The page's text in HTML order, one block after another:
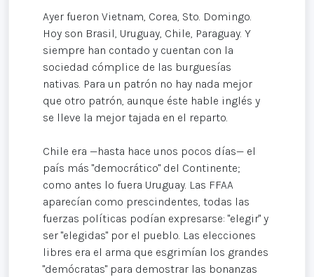
Ayer fueron Vietnam, Corea, Sto. Domingo.
Hoy son Brasil, Uruguay, Chile, Paraguay. Y
siempre han contado y cuentan con la
sociedad cómplice de las burguesías
nativas. Para un patrón no hay nada mejor
que otro patrón, aunque éste hable inglés y
se lleve la mejor tajada en el reparto.
Chile era —hasta hace unos pocos días— el
país más "democrático" del Continente;
como antes lo fuera Uruguay. Las FFAA
aparecían como prescindentes, todas las
fuerzas políticas podían expresarse: "elegir" y
ser "elegidas" por el pueblo. Las elecciones
libres era el arma que esgrimían los grandes
"demócratas" para demostrar las bonanzas